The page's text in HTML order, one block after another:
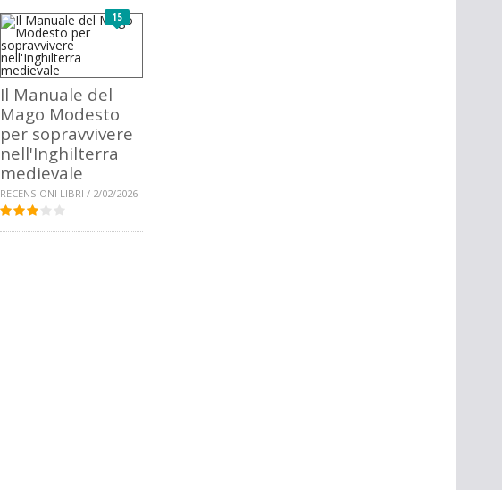
15
Il Manuale del
Mago Modesto
per sopravvivere
nell'Inghilterra
medievale
RECENSIONI LIBRI / 2/02/2026